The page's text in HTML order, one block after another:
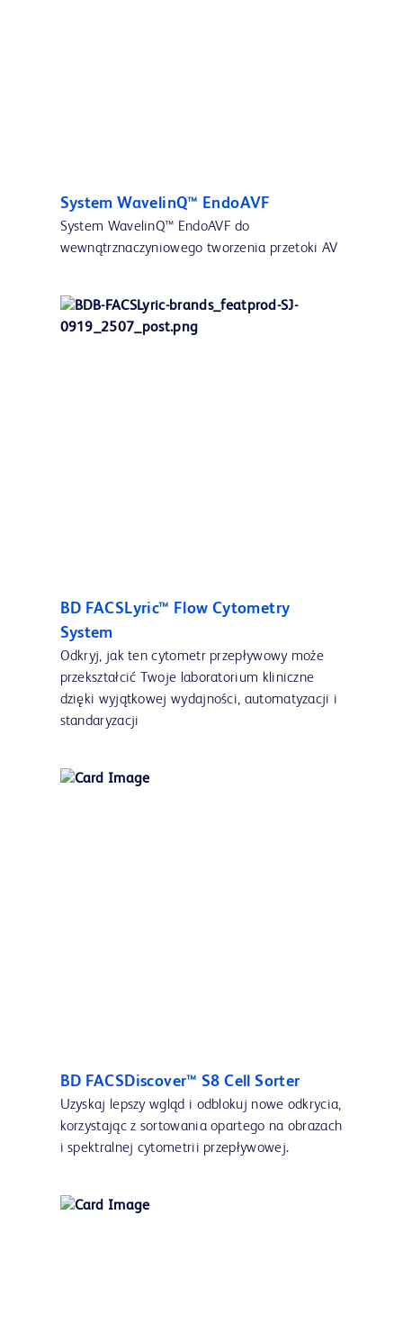
System WavelinQ™ EndoAVF
System WavelinQ™ EndoAVF do
wewnątrznaczyniowego tworzenia przetoki AV
BD FACSLyric™ Flow Cytometry
System
Odkryj, jak ten cytometr przepływowy może
przekształcić Twoje laboratorium kliniczne
dzięki wyjątkowej wydajności, automatyzacji i
standaryzacji
BD FACSDiscover™ S8 Cell Sorter
Uzyskaj lepszy wgląd i odblokuj nowe odkrycia,
korzystając z sortowania opartego na obrazach
i spektralnej cytometrii przepływowej.